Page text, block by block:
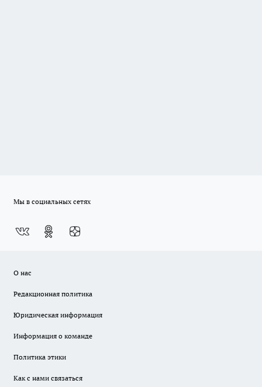
Мы в социальных сетях
О нас
Редакционная политика
Юридическая информация
Информация о команде
Политика этики
Как с нами связаться